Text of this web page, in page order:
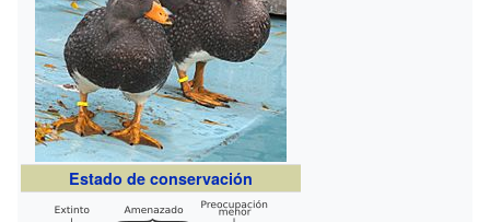
Estado de conservación